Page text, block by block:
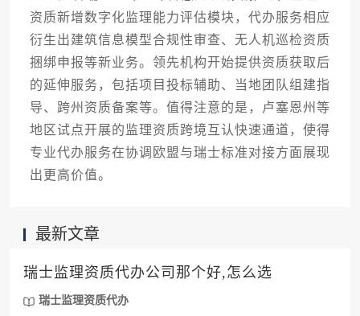
资质新增数字化监理能力评估模块，代办服务相应
衍生出建筑信息模型合规性审查、无人机巡检资质
捆绑申报等新业务。领先机构开始提供资质获取后
的延伸服务，包括项目投标辅助、当地团队组建指
导、跨州资质备案等。值得注意的是，卢塞恩州等
地区试点开展的监理资质跨境互认快速通道，使得
专业代办服务在协调欧盟与瑞士标准对接方面展现
出更高价值。
最新文章
瑞士监理资质代办公司那个好,怎么选
瑞士监理资质代办